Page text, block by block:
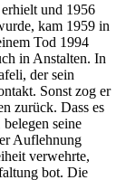
und 1956
kam 1959 in
Tod 1994
in Anstalten. In
der sein
Sonst zog er
zurück. Dass es
seine
Auflehnung
verwehrte,
bot. Die